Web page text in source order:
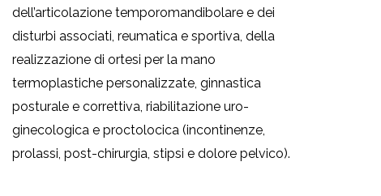
dell’articolazione temporomandibolare e dei
disturbi associati, reumatica e sportiva, della
realizzazione di ortesi per la mano
termoplastiche personalizzate, ginnastica
posturale e correttiva, riabilitazione uro-
ginecologica e proctolocica (incontinenze,
prolassi, post-chirurgia, stipsi e dolore pelvico).